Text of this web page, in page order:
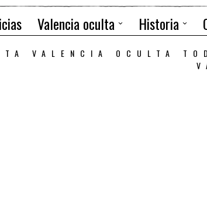
Valencia oculta Historia
VALENCIA OCULTA